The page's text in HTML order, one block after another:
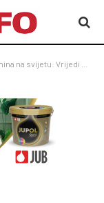
dolara, dugo je bila zabranjena običnim ljudima